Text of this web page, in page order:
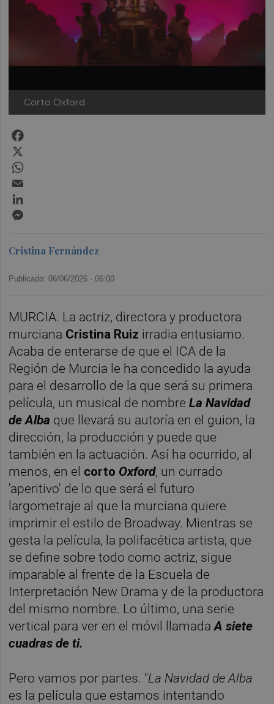
Corto Oxford
Cristina Fernández
Publicado: 06/06/2026 ·06:00
MURCIA. La actriz, directora y productora
murciana Cristina Ruiz irradia entusiamo.
Acaba de enterarse de que el ICA de la
Región de Murcia le ha concedido la ayuda
para el desarrollo de la que será su primera
película, un musical de nombreLa Navidad
de Alba que llevará su autoría en el guion, la
dirección, la producción y puede que
también en la actuación. Así ha ocurrido, al
menos, en el corto Oxford, un currado
'aperitivo' de lo que será el futuro
largometraje al que la murciana quiere
imprimir el estilo de Broadway. Mientras se
gesta la película, la polifacética artista, que
se define sobre todo como actriz, sigue
imparable al frente de la Escuela de
Interpretación New Drama y de la productora
del mismo nombre. Lo último, una serie
vertical para ver en el móvil llamadaA siete
cuadras de ti.
Pero vamos por partes. "La Navidad de Alba
es la película que estamos intentando